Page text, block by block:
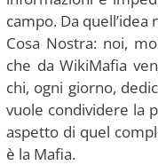
campo. Da
Cosa Nostra: noi,
che da WikiMafia
chi, ogni giorno,
vuole condividere la
aspetto di quel
è la Mafia.